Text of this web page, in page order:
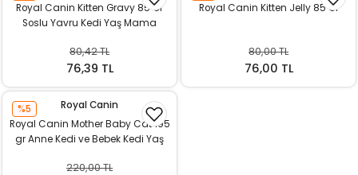
Royal Canin Kitten Gravy 85 Gr
Soslu Yavru Kedi Yaş Mama
80,42 TL
76,39 TL
Royal Canin Kitten Jelly 85 Gr
80,00 TL
76,00 TL
%5
Royal Canin
Royal Canin Mother Baby Cat 195
gr Anne Kedi ve Bebek Kedi Yaş
220,00 TL